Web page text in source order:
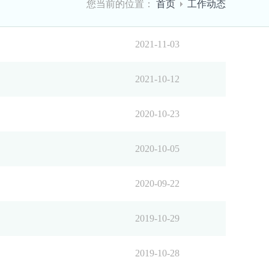
您当前的位置： 首页 工作动态
2021-11-03
2021-10-12
2020-10-23
2020-10-05
2020-09-22
2019-10-29
2019-10-28